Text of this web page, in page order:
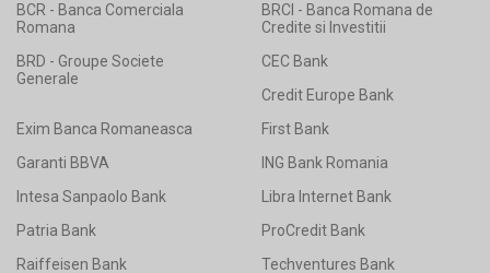
BCR - Banca Comerciala
Romana
BRCI - Banca Romana de
Credite si Investitii
BRD - Groupe Societe
Generale
CEC Bank
Credit Europe Bank
Exim Banca Romaneasca
First Bank
Garanti BBVA
ING Bank Romania
Intesa Sanpaolo Bank
Libra Internet Bank
Patria Bank
ProCredit Bank
Raiffeisen Bank
Techventures Bank